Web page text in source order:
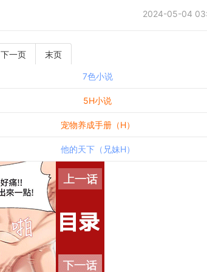
2024-05-04
下一页 末页
7色小说
5H小说
宠物养成手册（H）
他的天下（兄妹H）